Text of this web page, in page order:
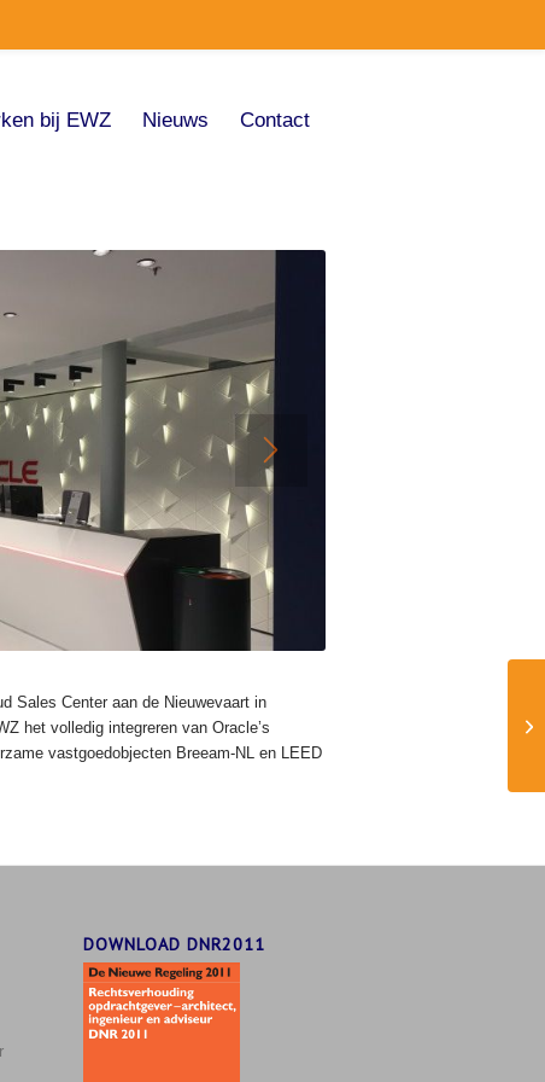
bij EWZ Nieuws Contact
Sales Center aan de Nieuwevaart in
het volledig integreren van Oracle’s
vastgoedobjecten Breeam-NL en LEED
DOWNLOAD DNR2011